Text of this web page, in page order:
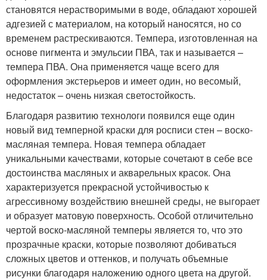
становятся нерастворимыми в воде, обладают хорошей
адгезией с материалом, на который наносятся, но со
временем растрескиваются. Темпера, изготовленная на
основе пигмента и эмульсии ПВА, так и называется –
темпера ПВА. Она применяется чаще всего для
оформления экстерьеров и имеет один, но весомый,
недостаток – очень низкая светостойкость.
Благодаря развитию технологи появился еще один
новый вид темперной краски для росписи стен – воско-
масляная темпера. Новая темпера обладает
уникальными качествами, которые сочетают в себе все
достоинства масляных и акварельных красок. Она
характеризуется прекрасной устойчивостью к
агрессивному воздействию внешней среды, не выгорает
и образует матовую поверхность. Особой отличительно
чертой воско-масляной темперы является то, что это
прозрачные краски, которые позволяют добиваться
сложных цветов и оттенков, и получать объемные
рисунки благодаря наложению одного цвета на другой.